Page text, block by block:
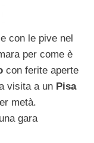
con le pive nel
per come è
con ferite aperte
visita a un Pisa
metà.
gara